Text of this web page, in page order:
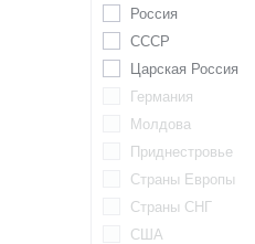
Россия
СССР
Царская Россия
Германия
Молдова
Приднестровье
Страны Европы
Страны СНГ
США